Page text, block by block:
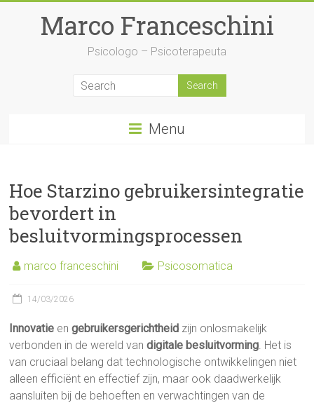
Marco Franceschini
Psicologo – Psicoterapeuta
Menu
Hoe Starzino gebruikersintegratie
bevordert in
besluitvormingsprocessen
marco franceschini Psicosomatica
14/03/2026
Innovatie engebruikersgerichtheid zijn onlosmakelijk
verbonden in de wereld vandigitale besluitvorming. Het is
van cruciaal belang dat technologische ontwikkelingen niet
alleen efficiënt en effectief zijn, maar ook daadwerkelijk
aansluiten bij de behoeften en verwachtingen van de